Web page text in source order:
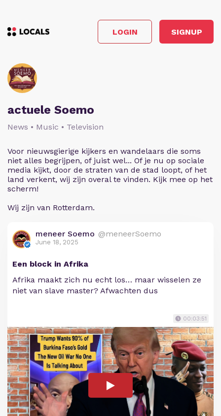
LOGIN SIGNUP
actuele Soemo
News • Music • Television
Voor nieuwsgierige kijkers en wandelaars die soms
niet alles begrijpen, of juist wel... Of je nu op sociale
media kijkt, door de straten van de stad loopt, of het
land verkent, wij zijn overal te vinden. Kijk mee op het
scherm!
Wij zijn van Rotterdam.
meneer Soemo @meneerSoemo
June 18, 2025
Een block in Afrika
Afrika maakt zich nu echt los… maar wisselen ze
niet van slave master? Afwachten dus
00:03:51